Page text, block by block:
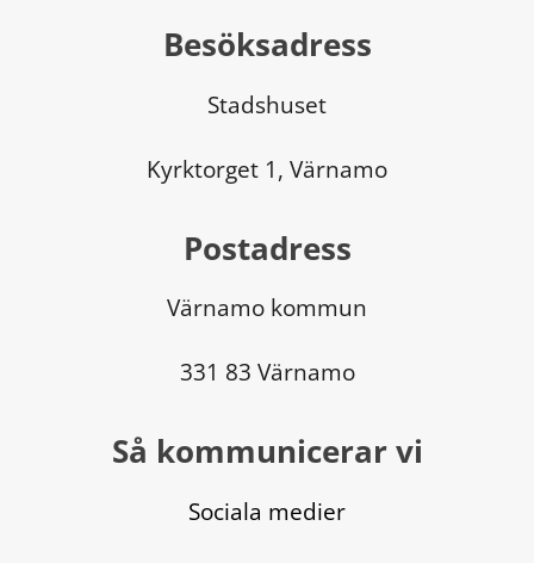
Besöksadress
Stadshuset
Kyrktorget 1, Värnamo
Postadress
Värnamo kommun
331 83 Värnamo
Så kommunicerar vi
Sociala medier